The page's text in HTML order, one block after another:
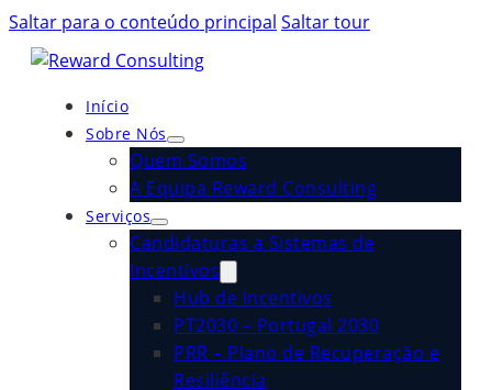
Saltar para o conteúdo principal Saltar tour
Início
Sobre Nós
Quem Somos
A Equipa Reward Consulting
Serviços
Candidaturas a Sistemas de
Incentivos
Hub de Incentivos
PT2030 – Portugal 2030
PRR – Plano de Recuperação e
Resiliência